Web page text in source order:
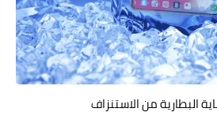
البطارية من الاستنزاف